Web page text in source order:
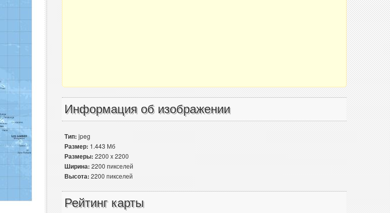
Информация об изображении
Тип:jpeg
Размер:1.443 Мб
Размеры:2200 x 2200
Ширина:2200 пикселей
Высота:2200 пикселей
Рейтинг карты